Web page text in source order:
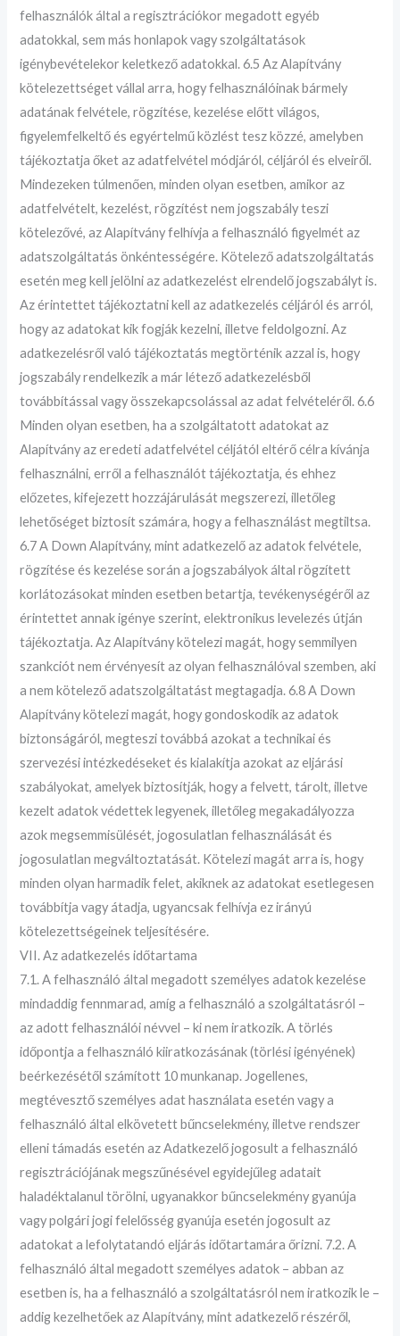
felhasználók által a regisztrációkor megadott egyéb
adatokkal, sem más honlapok vagy szolgáltatások
igénybevételekor keletkező adatokkal. 6.5 Az Alapítvány
kötelezettséget vállal arra, hogy felhasználóinak bármely
adatának felvétele, rögzítése, kezelése előtt világos,
figyelemfelkeltő és egyértelmű közlést tesz közzé, amelyben
tájékoztatja őket az adatfelvétel módjáról, céljáról és elveiről.
Mindezeken túlmenően, minden olyan esetben, amikor az
adatfelvételt, kezelést, rögzítést nem jogszabály teszi
kötelezővé, az Alapítvány felhívja a felhasználó figyelmét az
adatszolgáltatás önkéntességére. Kötelező adatszolgáltatás
esetén meg kell jelölni az adatkezelést elrendelő jogszabályt is.
Az érintettet tájékoztatni kell az adatkezelés céljáról és arról,
hogy az adatokat kik fogják kezelni, illetve feldolgozni. Az
adatkezelésről való tájékoztatás megtörténik azzal is, hogy
jogszabály rendelkezik a már létező adatkezelésből
továbbítással vagy összekapcsolással az adat felvételéről. 6.6
Minden olyan esetben, ha a szolgáltatott adatokat az
Alapítvány az eredeti adatfelvétel céljától eltérő célra kívánja
felhasználni, erről a felhasználót tájékoztatja, és ehhez
előzetes, kifejezett hozzájárulását megszerezi, illetőleg
lehetőséget biztosít számára, hogy a felhasználást megtiltsa.
6.7 A Down Alapítvány, mint adatkezelő az adatok felvétele,
rögzítése és kezelése során a jogszabályok által rögzített
korlátozásokat minden esetben betartja, tevékenységéről az
érintettet annak igénye szerint, elektronikus levelezés útján
tájékoztatja. Az Alapítvány kötelezi magát, hogy semmilyen
szankciót nem érvényesít az olyan felhasználóval szemben, aki
a nem kötelező adatszolgáltatást megtagadja. 6.8 A Down
Alapítvány kötelezi magát, hogy gondoskodik az adatok
biztonságáról, megteszi továbbá azokat a technikai és
szervezési intézkedéseket és kialakítja azokat az eljárási
szabályokat, amelyek biztosítják, hogy a felvett, tárolt, illetve
kezelt adatok védettek legyenek, illetőleg megakadályozza
azok megsemmisülését, jogosulatlan felhasználását és
jogosulatlan megváltoztatását. Kötelezi magát arra is, hogy
minden olyan harmadik felet, akiknek az adatokat esetlegesen
továbbítja vagy átadja, ugyancsak felhívja ez irányú
kötelezettségeinek teljesítésére.
VII. Az adatkezelés időtartama
7.1. A felhasználó által megadott személyes adatok kezelése
mindaddig fennmarad, amíg a felhasználó a szolgáltatásról –
az adott felhasználói névvel – ki nem iratkozik. A törlés
időpontja a felhasználó kiiratkozásának (törlési igényének)
beérkezésétől számított 10 munkanap. Jogellenes,
megtévesztő személyes adat használata esetén vagy a
felhasználó által elkövetett bűncselekmény, illetve rendszer
elleni támadás esetén az Adatkezelő jogosult a felhasználó
regisztrációjának megszűnésével egyidejűleg adatait
haladéktalanul törölni, ugyanakkor bűncselekmény gyanúja
vagy polgári jogi felelősség gyanúja esetén jogosult az
adatokat a lefolytatandó eljárás időtartamára őrizni. 7.2. A
felhasználó által megadott személyes adatok – abban az
esetben is, ha a felhasználó a szolgáltatásról nem iratkozik le –
addig kezelhetőek az Alapítvány, mint adatkezelő részéről,